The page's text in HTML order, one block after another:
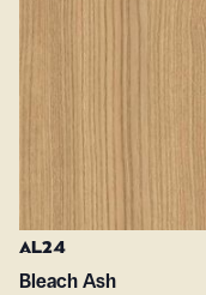
AL24
Bleach Ash